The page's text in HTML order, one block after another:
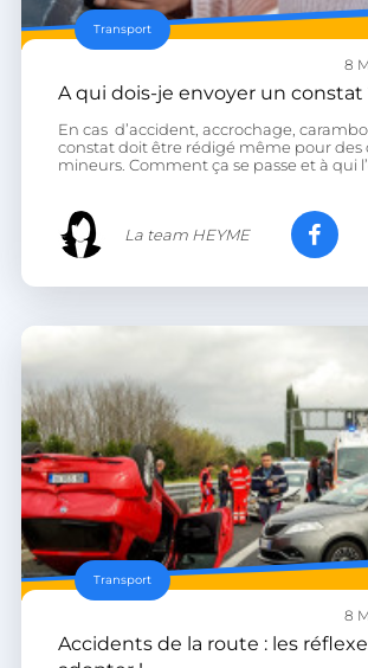
8
Transport
A qui dois-je envoyer un constat
En cas d’accident, accrochage,
constat doit être rédigé même pour des
mineurs. Comment ça se passe et à qui
La team HEYME
8
Transport
Accidents de la route : les